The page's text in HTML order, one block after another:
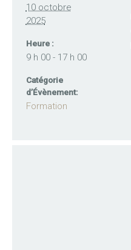
10 octobre
2025
Heure :
9 h 00 - 17 h 00
Catégorie
d’Évènement:
Formation